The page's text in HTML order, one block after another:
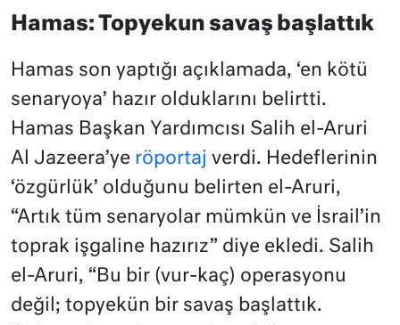
Hamas: Topyekun savaş başlattık
Hamas son yaptığı açıklamada, ‘en kötü
senaryoya’ hazır olduklarını belirtti.
Hamas Başkan Yardımcısı Salih el-Aruri
Al Jazeera’ye röportaj verdi. Hedeflerinin
‘özgürlük’ olduğunu belirten el-Aruri,
“Artık tüm senaryolar mümkün ve İsrail’in
toprak işgaline hazırız” diye ekledi. Salih
el-Aruri, “Bu bir (vur-kaç) operasyonu
değil; topyekün bir savaş başlattık.